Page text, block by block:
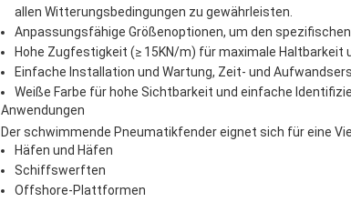
allen Witterungsbedingungen zu gewährleisten.
Anpassungsfähige Größenoptionen, um den
Hohe Zugfestigkeit (≥ 15KN/m) für maximale Haltbarkeit
Einfache Installation und Wartung, Zeit- und
Weiße Farbe für hohe Sichtbarkeit und einfache
Anwendungen
Der schwimmende Pneumatikfender eignet sich für eine
Häfen und Häfen
Schiffswerften
Offshore-Plattformen